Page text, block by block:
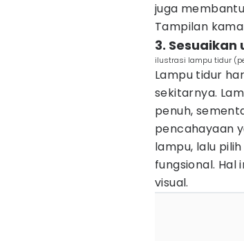
juga
Tampilan
3.
ilustrasi lampu tidur
Lampu tidur
sekitarnya.
penuh,
pencahayaan
lampu, lalu
fungsional.
visual.